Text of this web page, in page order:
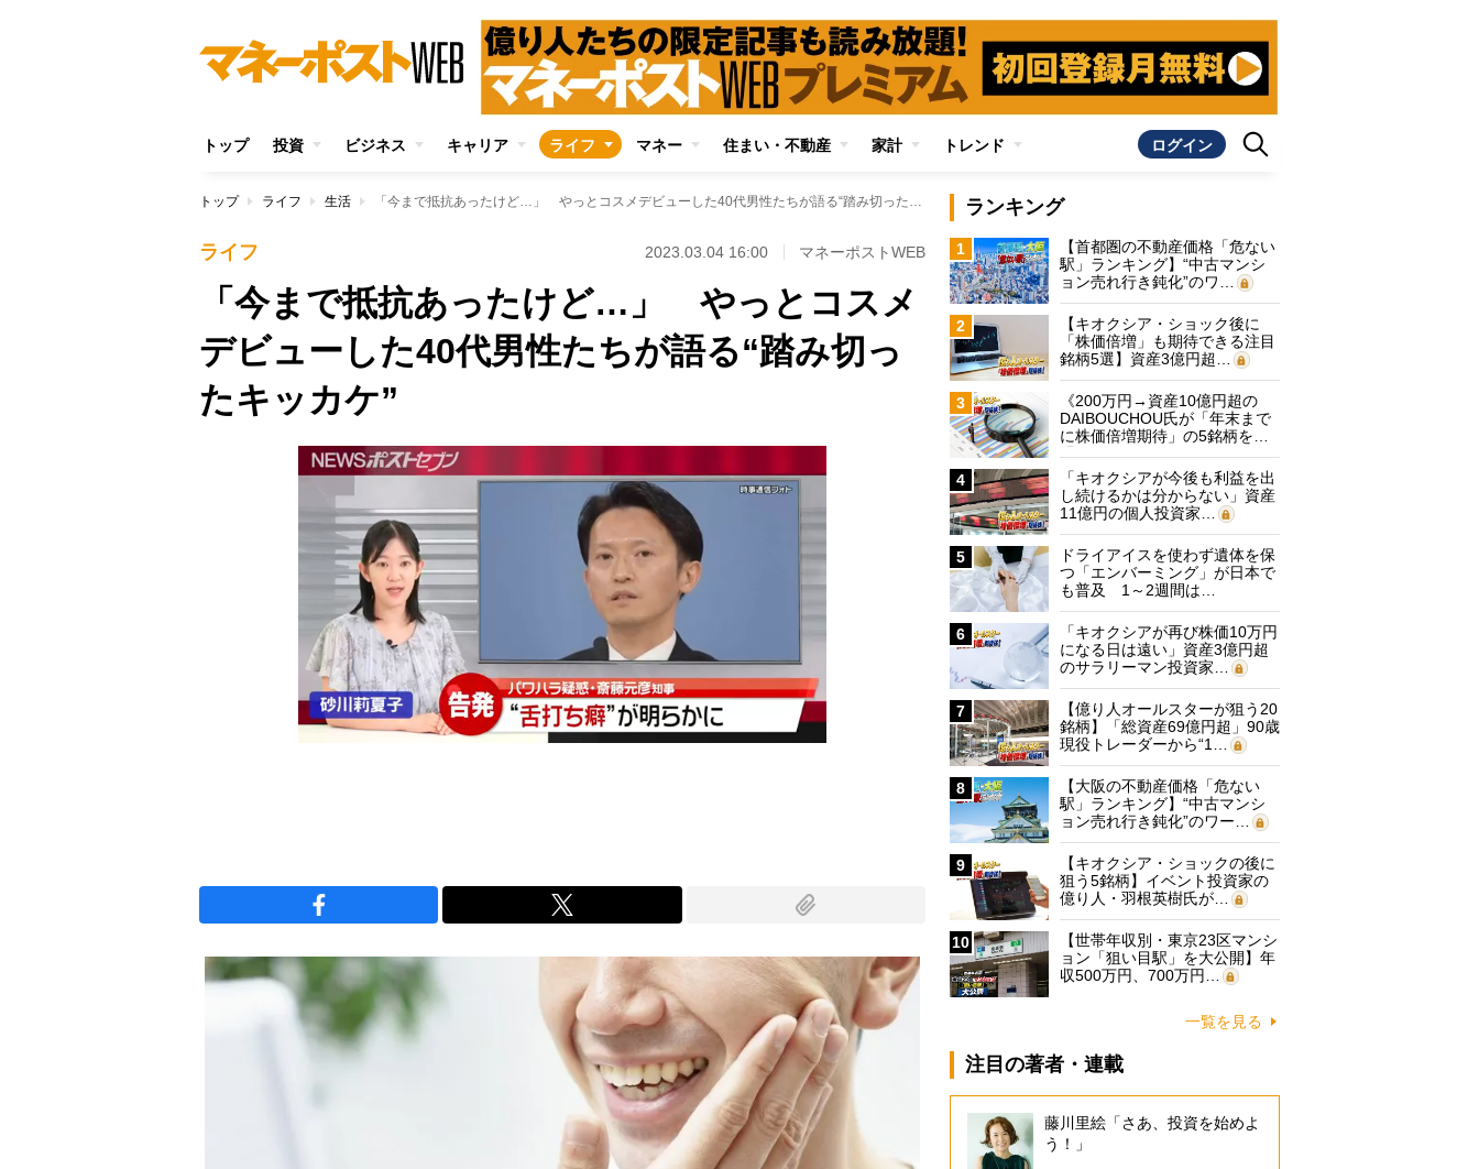
トップ 投資 ビジネス キャリア ライフ マネー 住まい・不動産 家計 トレンド ログイン
トップ ライフ 生活 「今まで抵抗あったけど…」 やっとコスメデビューした40代男性たちが語る“踏み切ったキッカケ”
ライフ 2023.03.04 16:00 マネーポストWEB
「今まで抵抗あったけど…」 やっとコスメ
デビューした40代男性たちが語る“踏み切っ
たキッカケ”
ランキング
1
【首都圏の不動産価格「危ない
駅」ランキング】“中古マンシ
ョン売れ行き鈍化”のワ…
2
【キオクシア・ショック後に
「株価倍増」も期待できる注目
銘柄5選】資産3億円超…
3
《200万円→資産10億円超の
DAIBOUCHOU氏が「年末まで
に株価倍増期待」の5銘柄を…
4
「キオクシアが今後も利益を出
し続けるかは分からない」資産
11億円の個人投資家…
5
ドライアイスを使わず遺体を保
つ「エンバーミング」が日本で
も普及 1～2週間は…
6
「キオクシアが再び株価10万円
になる日は遠い」資産3億円超
のサラリーマン投資家…
7
【億り人オールスターが狙う20
銘柄】「総資産69億円超」90歳
現役トレーダーから“1…
8
【大阪の不動産価格「危ない
駅」ランキング】“中古マンシ
ョン売れ行き鈍化”のワー…
9
【キオクシア・ショックの後に
狙う5銘柄】イベント投資家の
億り人・羽根英樹氏が…
10
【世帯年収別・東京23区マンシ
ョン「狙い目駅」を大公開】年
収500万円、700万円…
一覧を見る
注目の著者・連載
藤川里絵「さあ、投資を始めよ
う！」